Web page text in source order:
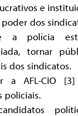
e
poder dos
a polícia
tornar
dos sindicatos.
a AFL-CIO [3]
policiais.